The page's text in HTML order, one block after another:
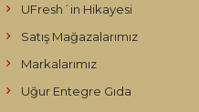
ve zarafet katmak için
UFresh´in Hikayesi
Satış Mağazalarımız
Markalarımız
Uğur Entegre Gıda